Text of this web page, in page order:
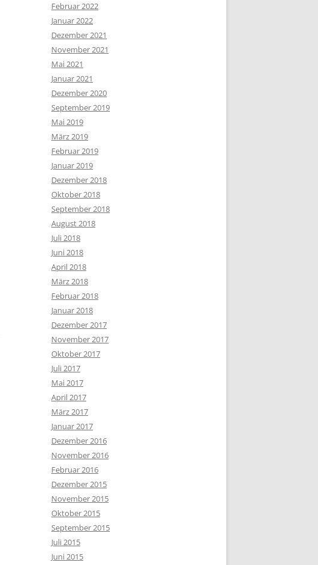
Februar 2022
Januar 2022
Dezember 2021
November 2021
Mai 2021
Januar 2021
Dezember 2020
September 2019
Mai 2019
März 2019
Februar 2019
Januar 2019
Dezember 2018
Oktober 2018
September 2018
August 2018
Juli 2018
Juni 2018
April 2018
März 2018
Februar 2018
Januar 2018
Dezember 2017
November 2017
Oktober 2017
Juli 2017
Mai 2017
April 2017
März 2017
Januar 2017
Dezember 2016
November 2016
Februar 2016
Dezember 2015
November 2015
Oktober 2015
September 2015
Juli 2015
Juni 2015